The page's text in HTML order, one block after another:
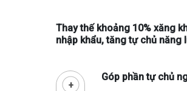
Thay thế khoảng 10% xăng
nhập khẩu, tăng tự chủ năng
Góp phần tự chủ